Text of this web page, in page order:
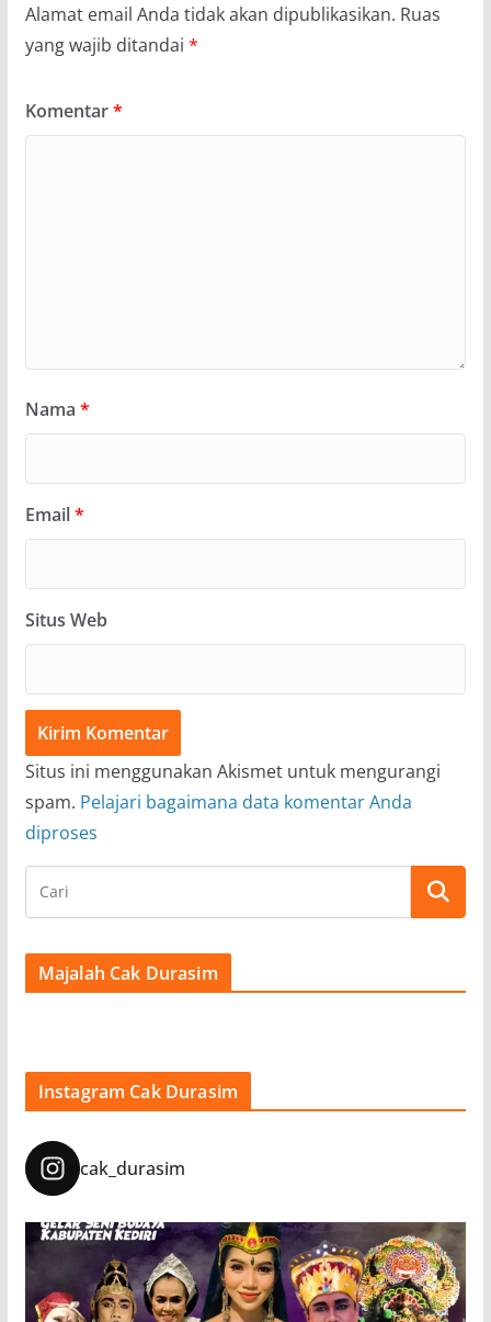
Alamat email Anda tidak akan dipublikasikan. Ruas
yang wajib ditandai *
Komentar*
Nama *
Email*
Situs Web
Situs ini menggunakan Akismet untuk mengurangi
spam. Pelajari bagaimana data komentar Anda
diproses
Majalah Cak Durasim
Instagram Cak Durasim
cak_durasim